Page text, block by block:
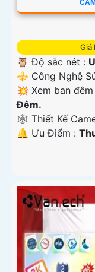
Giá
🦉 Độ sắc nét :
⚜️ Công Nghệ
💥 Xem ban đêm
Đêm.
🕸️ Thiết Kế
️🔔 Ưu Điểm :